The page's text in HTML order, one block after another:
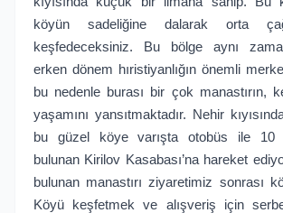
köyün sadeliğine dalarak orta
keşfedeceksiniz. Bu bölge aynı
erken dönem hıristiyanlığın önemli
bu nedenle burası bir çok manastırın,
yaşamını yansıtmaktadır. Nehir
bu güzel köye varışta otobüs ile 10
bulunan Kirilov Kasabası’na hareket
bulunan manastırı ziyaretimiz sonrası
Köyü keşfetmek ve alışveriş için